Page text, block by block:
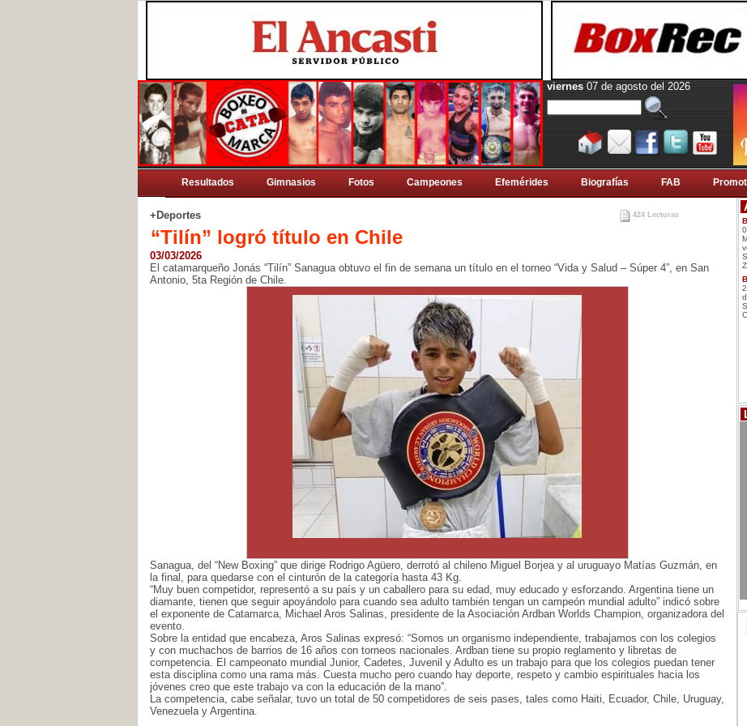
viernes 07 de agosto del 2026
Resultados Gimnasios Fotos Campeones Efemérides Biografí­as FAB
+Deportes 424 Lecturas
“Tilín” logró título en Chile
03/03/2026
El catamarqueño Jonás “Tilín” Sanagua obtuvo el fin de semana un título en el torneo “Vida y Salud – Súper 4”, en San
Antonio, 5ta Región de Chile.
Sanagua, del “New Boxing” que dirige Rodrigo Agüero, derrotó al chileno Miguel Borjea y al uruguayo Matías Guzmán, en
la final, para quedarse con el cinturón de la categoría hasta 43 Kg.
“Muy buen competidor, representó a su país y un caballero para su edad, muy educado y esforzando. Argentina tiene un
diamante, tienen que seguir apoyándolo para cuando sea adulto también tengan un campeón mundial adulto” indicó sobre
el exponente de Catamarca, Michael Aros Salinas, presidente de la Asociación Ardban Worlds Champion, organizadora del
evento.
Sobre la entidad que encabeza, Aros Salinas expresó: “Somos un organismo independiente, trabajamos con los colegios
y con muchachos de barrios de 16 años con torneos nacionales. Ardban tiene su propio reglamento y libretas de
competencia. El campeonato mundial Junior, Cadetes, Juvenil y Adulto es un trabajo para que los colegios puedan tener
esta disciplina como una rama más. Cuesta mucho pero cuando hay deporte, respeto y cambio espirituales hacia los
jóvenes creo que este trabajo va con la educación de la mano”.
La competencia, cabe señalar, tuvo un total de 50 competidores de seis pases, tales como Haiti, Ecuador, Chile, Uruguay,
Venezuela y Argentina.